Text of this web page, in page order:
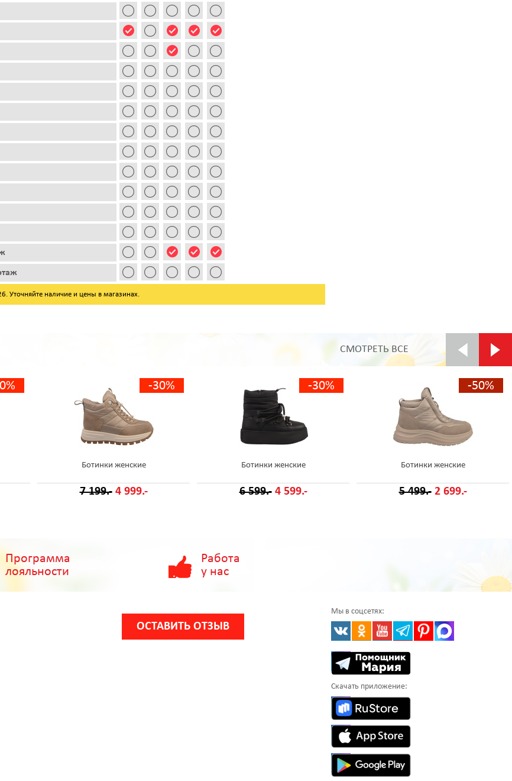
Уточняйте наличие и цены в магазинах.
СМОТРЕТЬ ВСЕ
-30%
Ботинки женские
7 199.- 4 999.-
-30%
Ботинки женские
6 599.- 4 599.-
-50%
Ботинки женские
5 499.- 2 699.-
Программа
лояльности
Работа
у нас
ОСТАВИТЬ ОТЗЫВ
Мы в соцсетях:
Скачать приложение: